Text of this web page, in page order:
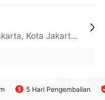
Daerah Khusus Ibukota Jakarta, Kota Jakarta Barat, Cengkareng, yy
5 Hari Pengembalian